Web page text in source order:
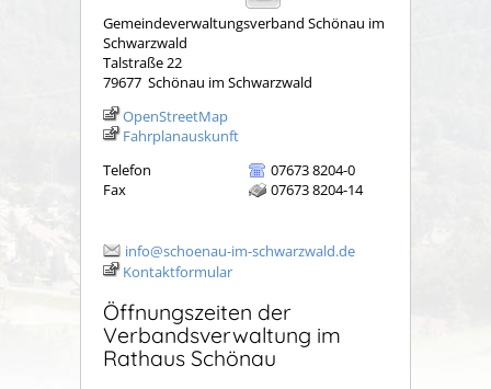
Gemeindeverwaltungsverband Schönau im
Schwarzwald
Talstraße 22
79677 Schönau im Schwarzwald
OpenStreetMap
Fahrplanauskunft
Telefon
07673 8204-0
Fax
07673 8204-14
info@schoenau-im-schwarzwald.de
Kontaktformular
Öffnungszeiten der
Verbandsverwaltung im
Rathaus Schönau